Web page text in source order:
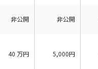
非公開 非公開
40 万円 5,000円